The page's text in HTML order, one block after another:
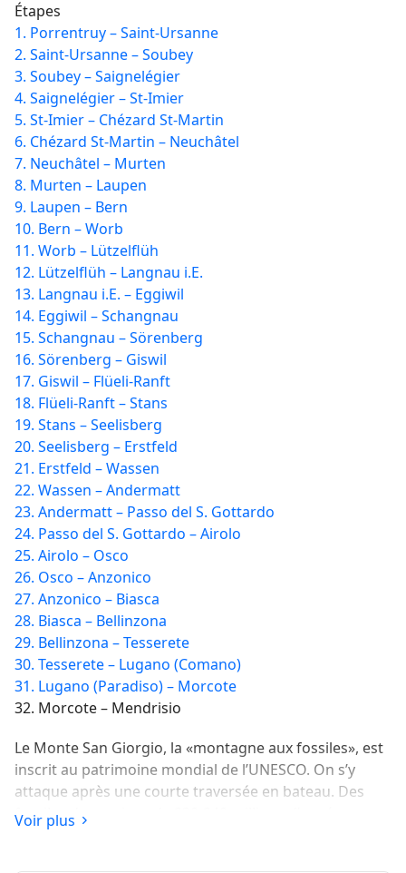
Étapes
1. Porrentruy – Saint-Ursanne
2. Saint-Ursanne – Soubey
3. Soubey – Saignelégier
4. Saignelégier – St-Imier
5. St-Imier – Chézard St-Martin
6. Chézard St-Martin – Neuchâtel
7. Neuchâtel – Murten
8. Murten – Laupen
9. Laupen – Bern
10. Bern – Worb
11. Worb – Lützelflüh
12. Lützelflüh – Langnau i.E.
13. Langnau i.E. – Eggiwil
14. Eggiwil – Schangnau
15. Schangnau – Sörenberg
16. Sörenberg – Giswil
17. Giswil – Flüeli-Ranft
18. Flüeli-Ranft – Stans
19. Stans – Seelisberg
20. Seelisberg – Erstfeld
21. Erstfeld – Wassen
22. Wassen – Andermatt
23. Andermatt – Passo del S. Gottardo
24. Passo del S. Gottardo – Airolo
25. Airolo – Osco
26. Osco – Anzonico
27. Anzonico – Biasca
28. Biasca – Bellinzona
29. Bellinzona – Tesserete
30. Tesserete – Lugano (Comano)
31. Lugano (Paradiso) – Morcote
32. Morcote – Mendrisio
Le Monte San Giorgio, la «montagne aux fossiles», est
inscrit au patrimoine mondial de l’UNESCO. On s’y
attaque après une courte traversée en bateau. Des
fossiles de sauriens de 230-240 millions d’années
peuvent être admirés dans un musée de Meride.
Voir plus